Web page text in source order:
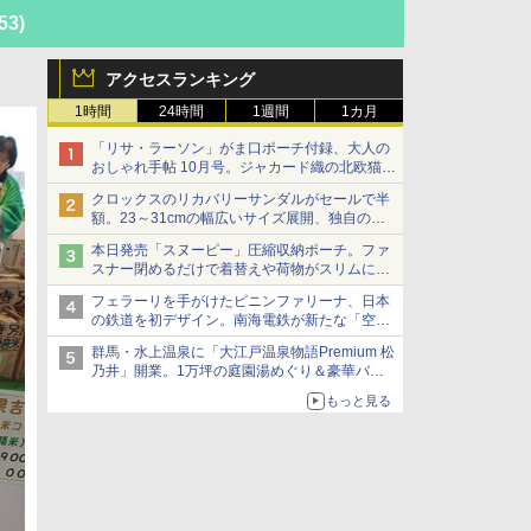
アクセスランキング
1時間 24時間 1週間 1カ月
「リサ・ラーソン」がま口ポーチ付録、大人の
おしゃれ手帖 10月号。ジャカード織の北欧猫デ
ザイン
クロックスのリカバリーサンダルがセールで半
額。23～31cmの幅広いサイズ展開、独自のク
ッション素材を採用
本日発売「スヌーピー」圧縮収納ポーチ。ファ
スナー閉めるだけで着替えや荷物がスリムにま
とまる
フェラーリを手がけたピニンファリーナ、日本
の鉄道を初デザイン。南海電鉄が新たな「空港
特急」をなにわ筋線へ導入
群馬・水上温泉に「大江戸温泉物語Premium 松
乃井」開業。1万坪の庭園湯めぐり＆豪華バイ
もっと見る